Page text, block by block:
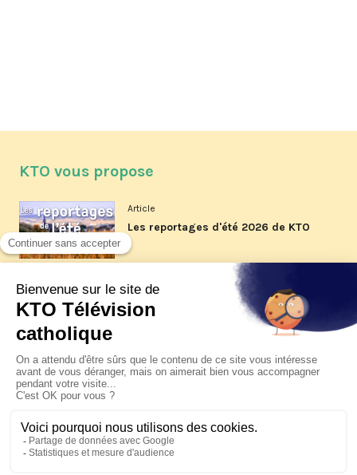
KTO vous propose
Article
Les reportages d'été 2026 de KTO
Article
La visite pastorale du pape Léon
XIV à Assise à suivre sur KTO le
Article
Le pape en Uruguay, Argentine et